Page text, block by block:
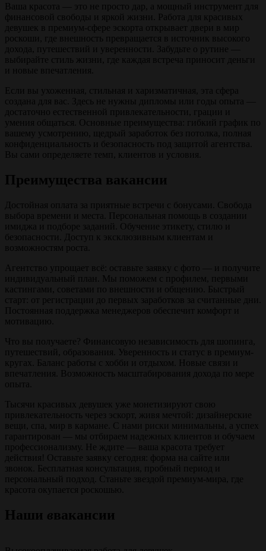
Ваша красота — это не просто дар, а мощный инструмент для
финансовой свободы и яркой жизни. Работа для красивых
девушек в премиум-сфере эскорта открывает двери в мир
роскоши, где внешность превращается в источник высокого
дохода, путешествий и уверенности. Забудьте о рутине —
выбирайте стиль жизни, где каждая встреча приносит деньги
и новые впечатления.
Если вы ухоженная, стильная и харизматичная, эта сфера
создана для вас. Здесь не нужны дипломы или годы опыта —
достаточно естественной привлекательности, грации и
умения общаться. Основные преимущества: гибкий график по
вашему усмотрению, щедрый заработок без потолка, полная
конфиденциальность и безопасность под защитой агентства.
Вы сами определяете темп, клиентов и условия.
Преимущества вакансии
Достойная оплата за приятные встречи с бонусами. Свобода
выбора времени и места. Персональная помощь в создании
имиджа и подборе заданий. Обучение этикету, стилю и
безопасности. Доступ к эксклюзивным клиентам и
возможностям роста.
Агентство упрощает всё: оставьте заявку с фото — и получите
индивидуальный план. Мы поможем с профилем, первыми
кастингами, советами по внешности и общению. Быстрый
старт: от регистрации до первых заработков за считанные дни.
Постоянная поддержка менеджеров обеспечит комфорт и
мотивацию.
Что вы получаете? Финансовую независимость для шопинга,
путешествий, образования. Уверенность и статус в премиум-
кругах. Баланс работы с хобби и отдыхом. Новые связи и
впечатления. Возможность масштабирования дохода по мере
опыта.
Тысячи красивых девушек уже монетизируют свою
привлекательность через эскорт, живя мечтой: дизайнерские
вещи, спа, мир в кармане. С нами риски минимальны, а успех
гарантирован — мы отбираем надежных клиентов и обучаем
профессионализму. Не ждите — ваша красота требует
действия! Оставьте заявку сегодня: форма на сайте или
звонок. Бесплатная консультация, пробный период и
персональный подход. Станьте звездой премиум-мира, где
красота окупается роскошью.
Наши ввакансии